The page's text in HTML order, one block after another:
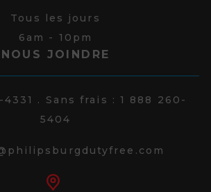
Tous les jours
6am - 10pm
NOUS JOINDRE
. Sans frais : 1 888 260-
5404